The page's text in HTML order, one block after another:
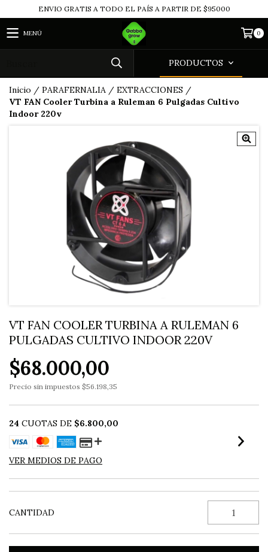
ENVIO GRATIS A TODO EL PAÍS A PARTIR DE $95000
MENÚ 0
PRODUCTOS
Inicio / PARAFERNALIA / EXTRACCIONES /
VT FAN Cooler Turbina a Ruleman 6 Pulgadas Cultivo
Indoor 220v
VT FAN COOLER TURBINA A RULEMAN 6
PULGADAS CULTIVO INDOOR 220V
$68.000,00
Precio sin impuestos $56.198,35
24 CUOTAS DE $6.800,00
VER MEDIOS DE PAGO
CANTIDAD